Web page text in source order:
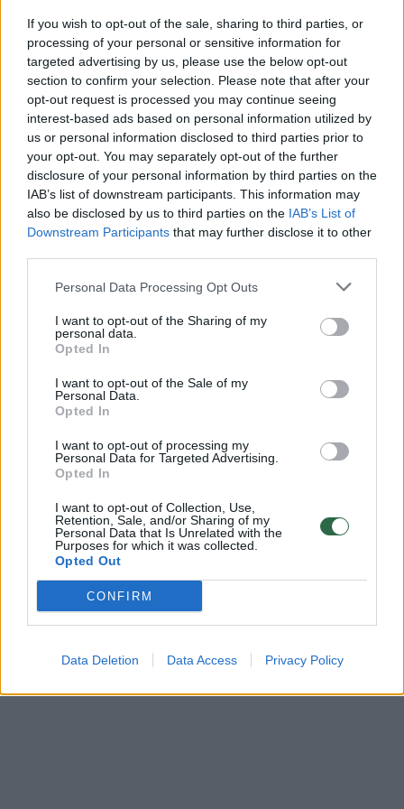
If you wish to opt-out of the sale, sharing to third parties, or
processing of your personal or sensitive information for
targeted advertising by us, please use the below opt-out
section to confirm your selection. Please note that after your
opt-out request is processed you may continue seeing
interest-based ads based on personal information utilized by
us or personal information disclosed to third parties prior to
your opt-out. You may separately opt-out of the further
disclosure of your personal information by third parties on the
IAB’s list of downstream participants. This information may
also be disclosed by us to third parties on the IAB’s List of
Downstream Participants that may further disclose it to other
Personal Data Processing Opt Outs
I want to opt-out of the Sharing of my
personal data.
Opted In
I want to opt-out of the Sale of my
Personal Data.
Opted In
I want to opt-out of processing my
Personal Data for Targeted Advertising.
Opted In
I want to opt-out of Collection, Use,
Retention, Sale, and/or Sharing of my
Personal Data that Is Unrelated with the
Purposes for which it was collected.
Opted Out
CONFIRM
Data Deletion Data Access Privacy Policy
00:36:26
L. Linkevičius įžvelgia Rusijos bandymą testuoti Vakarų
valstybes: įvardijo, ko reikia griebtis
„Vilniaus GreenTech forum“: kokių grėsmių Lietuvai kelia
klimato kaita ir ką galime ar turime daryti, kad joms
pasiruoštume?
00:11:42
Prezidento patarėjas įvertino grėsmes Lietuvai:
autoritarinis pasaulis susitelkė ir nusistatė prieš mus
Žinios | Lietuvos diena
24/7: ką Vytautas Landsbergis pasiūlytų Vladimirui
Putinui? (I)